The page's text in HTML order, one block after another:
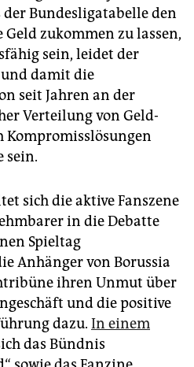
Bundesligatabelle den
Geld zukommen zu lassen,
sein, leidet der
damit die
seit Jahren an der
Verteilung von Geld­
Kompromisslösungen
sein.
sich die aktive Fanszene
in die Debatte
Spieltag
Anhänger von Borussia
ihren Unmut über
und die positive
dazu. In einem
das Bündnis